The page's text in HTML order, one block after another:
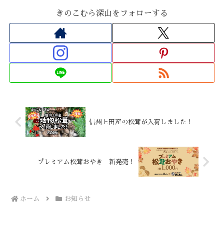
きのこむら深山をフォローする
信州上田産の松茸が入荷しました！
プレミアム松茸おやき 新発売！
ホーム お知らせ